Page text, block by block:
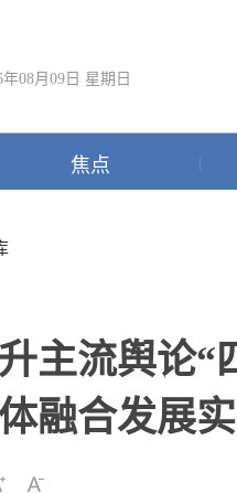
年08月09日 星期日
焦点
主流舆论
融合发展